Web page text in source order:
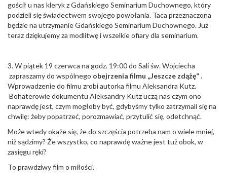
gościł u nas kleryk z Gdańskiego Seminarium Duchownego, który
podzieli się świadectwem swojego powołania. Taca przeznaczona
będzie na utrzymanie Gdańskiego Seminarium Duchownego. Już
teraz dziękujemy za modlitwę i wszelkie ofiary dla seminarium.
3. W piątek 19 czerwca na godz. 19:00 do Sali św. Wojciecha
zapraszamy do wspólnego obejrzenia filmu „Jeszcze zdążę”.
Wprowadzenie do filmu zrobi autorka filmu Aleksandra Kutz.
Bohaterowie dokumentu Aleksandry Kutz uczą nas czym ono
naprawdę jest, czym mogłoby być, gdybyśmy tylko zatrzymali się na
chwilę: żeby popatrzeć, porozmawiać, przytulić się, odetchnąć.
Może wtedy okaże się, że do szczęścia potrzeba nam o wiele mniej,
niż sądzimy? Że wszystko, co naprawdę ważne jest tuż obok, w
zasięgu ręki?
To prawdziwy film o miłości.